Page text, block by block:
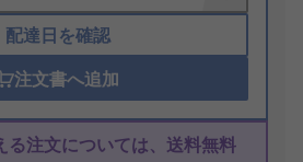
配達日を確認
注文書へ追加
る注文については、送料無料